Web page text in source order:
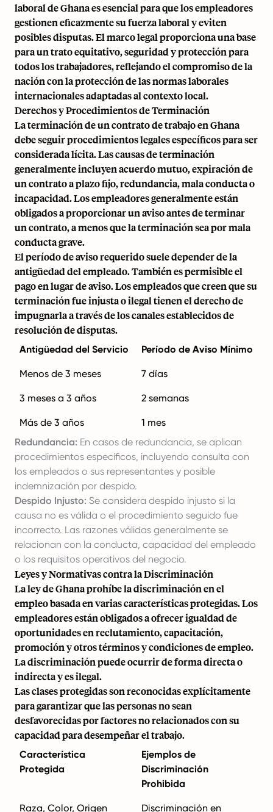
laboral de Ghana es esencial para que los empleadores
gestionen eficazmente su fuerza laboral y eviten
posibles disputas. El marco legal proporciona una base
para un trato equitativo, seguridad y protección para
todos los trabajadores, reflejando el compromiso de la
nación con la protección de las normas laborales
internacionales adaptadas al contexto local.
Derechos y Procedimientos de Terminación
La terminación de un contrato de trabajo en Ghana
debe seguir procedimientos legales específicos para ser
considerada lícita. Las causas de terminación
generalmente incluyen acuerdo mutuo, expiración de
un contrato a plazo fijo, redundancia, mala conducta o
incapacidad. Los empleadores generalmente están
obligados a proporcionar un aviso antes de terminar
un contrato, a menos que la terminación sea por mala
conducta grave.
El período de aviso requerido suele depender de la
antigüedad del empleado. También es permisible el
pago en lugar de aviso. Los empleados que creen que su
terminación fue injusta o ilegal tienen el derecho de
impugnarla a través de los canales establecidos de
resolución de disputas.
Antigüedad del Servicio Período de Aviso Mínimo
Menos de 3 meses 7 días
3 meses a 3 años 2 semanas
Más de 3 años
1 mes
Redundancia: En casos de redundancia, se aplican
procedimientos específicos, incluyendo consulta con
los empleados o sus representantes y posible
indemnización por despido.
Despido Injusto: Se considera despido injusto si la
causa no es válida o el procedimiento seguido fue
incorrecto. Las razones válidas generalmente se
relacionan con la conducta, capacidad del empleado
o los requisitos operativos del negocio.
Leyes y Normativas contra la Discriminación
La ley de Ghana prohíbe la discriminación en el
empleo basada en varias características protegidas. Los
empleadores están obligados a ofrecer igualdad de
oportunidades en reclutamiento, capacitación,
promoción y otros términos y condiciones de empleo.
La discriminación puede ocurrir de forma directa o
indirecta y es ilegal.
Las clases protegidas son reconocidas explícitamente
para garantizar que las personas no sean
desfavorecidas por factores no relacionados con su
capacidad para desempeñar el trabajo.
Característica
Protegida
Ejemplos de
Discriminación
Prohibida
Raza, Color, Origen Discriminación en